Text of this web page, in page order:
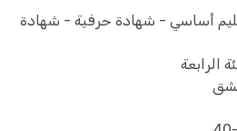
أساسي - شهادة حرفية - شهادة
الرابعة